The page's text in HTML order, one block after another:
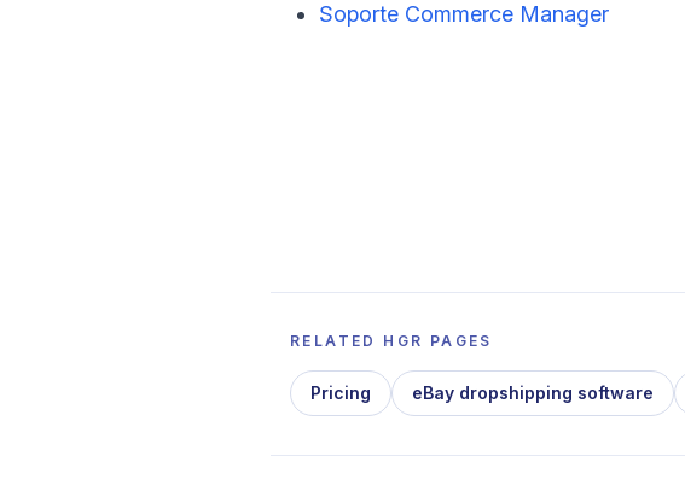
Soporte Commerce Manager
RELATED HGR PAGES
Pricing eBay dropshipping software